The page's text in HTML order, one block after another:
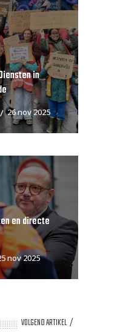
in
26 nov 2025
en directe
nov 2025
VOLGEND ARTIKEL